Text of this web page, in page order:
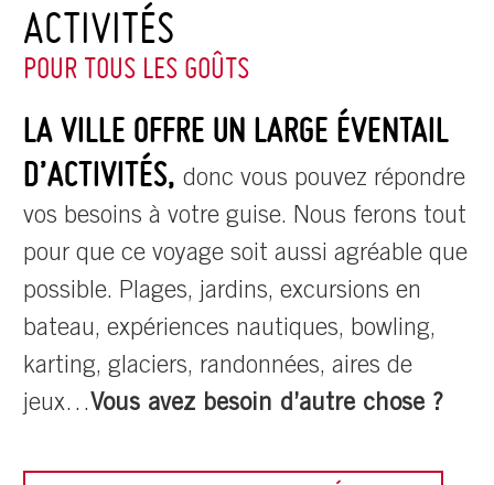
ACTIVITÉS
POUR TOUS LES GOÛTS
LA VILLE OFFRE UN LARGE ÉVENTAIL
D’ACTIVITÉS, donc vous pouvez répondre
vos besoins à votre guise. Nous ferons tout
pour que ce voyage soit aussi agréable que
possible. Plages, jardins, excursions en
bateau, expériences nautiques, bowling,
karting, glaciers, randonnées, aires de
jeux…Vous avez besoin d’autre chose ?